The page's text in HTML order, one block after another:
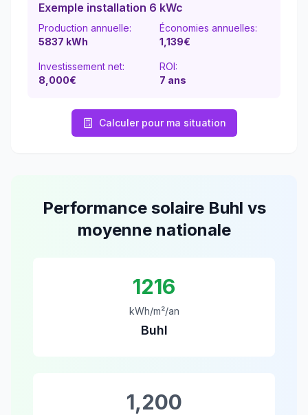
Exemple installation 6 kWc
Production annuelle:
5837 kWh
Économies annuelles:
1,139€
Investissement net:
8,000€
ROI:
7 ans
Calculer pour ma situation
Performance solaire Buhl vs
moyenne nationale
1216
kWh/m²/an
Buhl
1,200